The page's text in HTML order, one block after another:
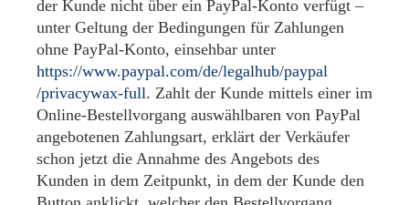
der Kunde nicht über ein PayPal-Konto verfügt –
unter Geltung der Bedingungen für Zahlungen
ohne PayPal-Konto, einsehbar unter
https://www.paypal.com/de/legalhub/paypal
/privacywax-full. Zahlt der Kunde mittels einer im
Online-Bestellvorgang auswählbaren von PayPal
angebotenen Zahlungsart, erklärt der Verkäufer
schon jetzt die Annahme des Angebots des
Kunden in dem Zeitpunkt, in dem der Kunde den